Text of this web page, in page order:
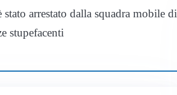
arrestato dalla squadra mobile di
stupefacenti